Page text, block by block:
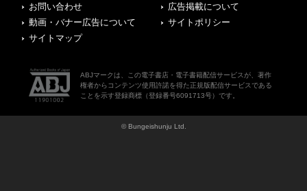
お問い合わせ
広告掲載について
動画・バナー広告について
サイトポリシー
サイトマップ
ABJマークは、この電子書店・電子書籍配信サービスが、著作
権者からコンテンツ使用許諾を得た正規版配信サービスである
ことを示す登録商標（登録番号6091713号）です。
© Bungeishunju Ltd.